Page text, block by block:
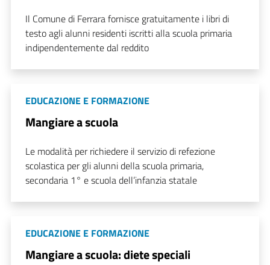
Il Comune di Ferrara fornisce gratuitamente i libri di
testo agli alunni residenti iscritti alla scuola primaria
indipendentemente dal reddito
EDUCAZIONE E FORMAZIONE
Mangiare a scuola
Le modalità per richiedere il servizio di refezione
scolastica per gli alunni della scuola primaria,
secondaria 1° e scuola dell’infanzia statale
EDUCAZIONE E FORMAZIONE
Mangiare a scuola: diete speciali